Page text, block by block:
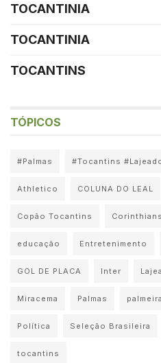
TOCANTINIA
TOCANTINIA
TOCANTINS
TÓPICOS
#Palmas #Tocantins
Athletico COLUNA DO LEAL
Copão Tocantins Corinthians
educação Entretenimento
GOL DE PLACA Inter
Miracema Palmas
Política Seleção Brasileira
tocantins